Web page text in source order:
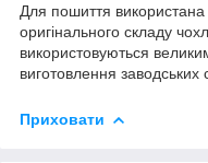
Для пошиття використана
оригінального складу
використовуються
виготовлення заводських
Приховати